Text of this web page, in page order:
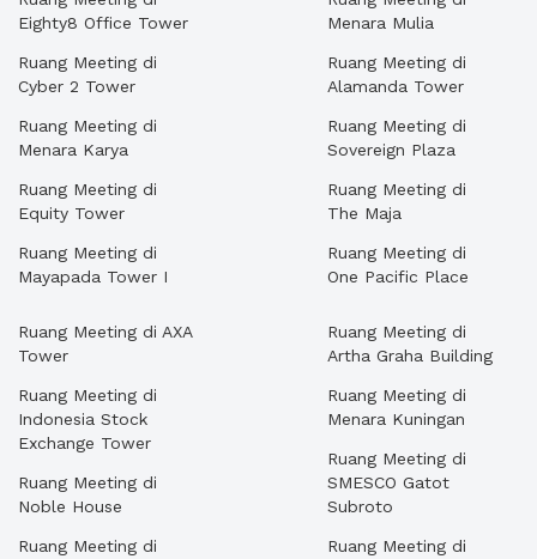
Eighty8 Office Tower
Ruang Meeting di
Cyber 2 Tower
Ruang Meeting di
Menara Karya
Ruang Meeting di
Equity Tower
Ruang Meeting di
Mayapada Tower I
Menara Mulia
Ruang Meeting di
Alamanda Tower
Ruang Meeting di
Sovereign Plaza
Ruang Meeting di
The Maja
Ruang Meeting di
One Pacific Place
Ruang Meeting di AXA
Tower
Ruang Meeting di
Indonesia Stock
Exchange Tower
Ruang Meeting di
Noble House
Ruang Meeting di
Ruang Meeting di
Artha Graha Building
Ruang Meeting di
Menara Kuningan
Ruang Meeting di
SMESCO Gatot
Subroto
Ruang Meeting di